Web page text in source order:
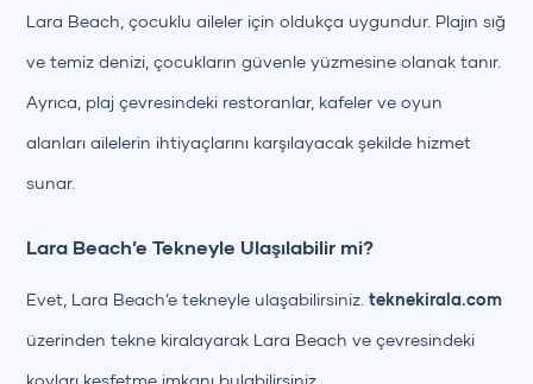
Lara Beach, çocuklu aileler için oldukça uygundur. Plajın sığ
ve temiz denizi, çocukların güvenle yüzmesine olanak tanır.
Ayrıca, plaj çevresindeki restoranlar, kafeler ve oyun
alanları ailelerin ihtiyaçlarını karşılayacak şekilde hizmet
sunar.
Lara Beach’e Tekneyle Ulaşılabilir mi?
Evet, Lara Beach’e tekneyle ulaşabilirsiniz.teknekirala.com
üzerinden tekne kiralayarak Lara Beach ve çevresindeki